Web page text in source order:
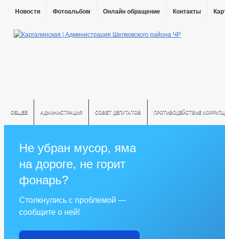
Новости Фотоальбом Онлайн обращение Контакты
ОБЩЕЕ АДМИНИСТРАЦИЯ СОВЕТ ДЕПУТАТОВ ПРОТИВОДЕЙСТВИЕ
Не убран мусор, яма
на дороге, не горит
фонарь?
Столкнулись с проблемой —
сообщите о ней!